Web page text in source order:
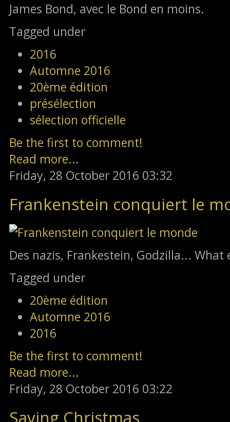
James Bond, avec le Bond en moins.
Tagged under
2016
Automne 2016
20ème édition
présélection
sélection officielle
Be the first to comment!
Read more...
Friday, 28 October 2016 03:32
Frankenstein conquiert le
Des nazis, Frankestein, Godzilla... What
Tagged under
20ème édition
Automne 2016
2016
Be the first to comment!
Read more...
Friday, 28 October 2016 03:22
Saving Christmas